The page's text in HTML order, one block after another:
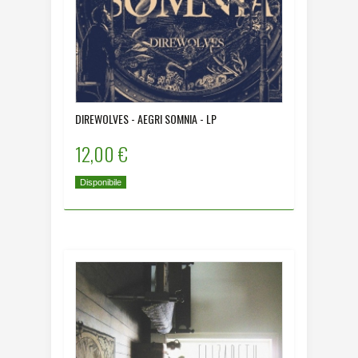
DIREWOLVES - AEGRI SOMNIA - LP
12,00 €
Disponibile